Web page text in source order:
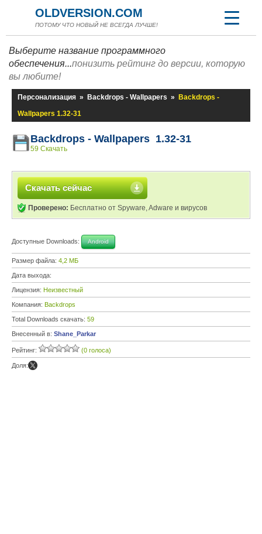
OLDVERSION.COM
ПОТОМУ ЧТО НОВЫЙ НЕ ВСЕГДА ЛУЧШЕ!
Выберите название программного
обеспечения...понизить рейтинг до версии, которую
вы любите!
Персонализация » Backdrops - Wallpapers »
Backdrops -
Wallpapers 1.32-31
Backdrops - Wallpapers 1.32-31
59 Скачать
Скачать сейчас
Проверено: Бесплатно от Spyware, Adware и вирусов
Доступные Downloads: Android
Размер файла: 4,2 МБ
Дата выхода:
Лицензия: Неизвестный
Компания: Backdrops
Total Downloads скачать: 59
Внесенный в: Shane_Parkar
Рейтинг: (0 голоса)
Доля: